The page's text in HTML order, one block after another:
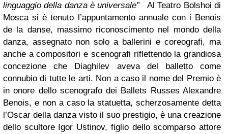
linguaggio della danza è universale”Al Teatro Bolshoi di
Mosca si è tenuto l’appuntamento annuale con i Benois
de la danse, massimo riconoscimento nel mondo della
danza, assegnato non solo a ballerini e coreografi, ma
anche a compositori e scenografi riflettendo la grandiosa
concezione che Diaghilev aveva del balletto come
connubio di tutte le arti. Non a caso il nome del Premio è
in onore dello scenografo dei Ballets Russes Alexandre
Benois, e non a caso la statuetta, scherzosamente detta
l’Oscar della danza visto il suo prestigio, è una creazione
dello scultore Igor Ustinov, figlio dello scomparso attore